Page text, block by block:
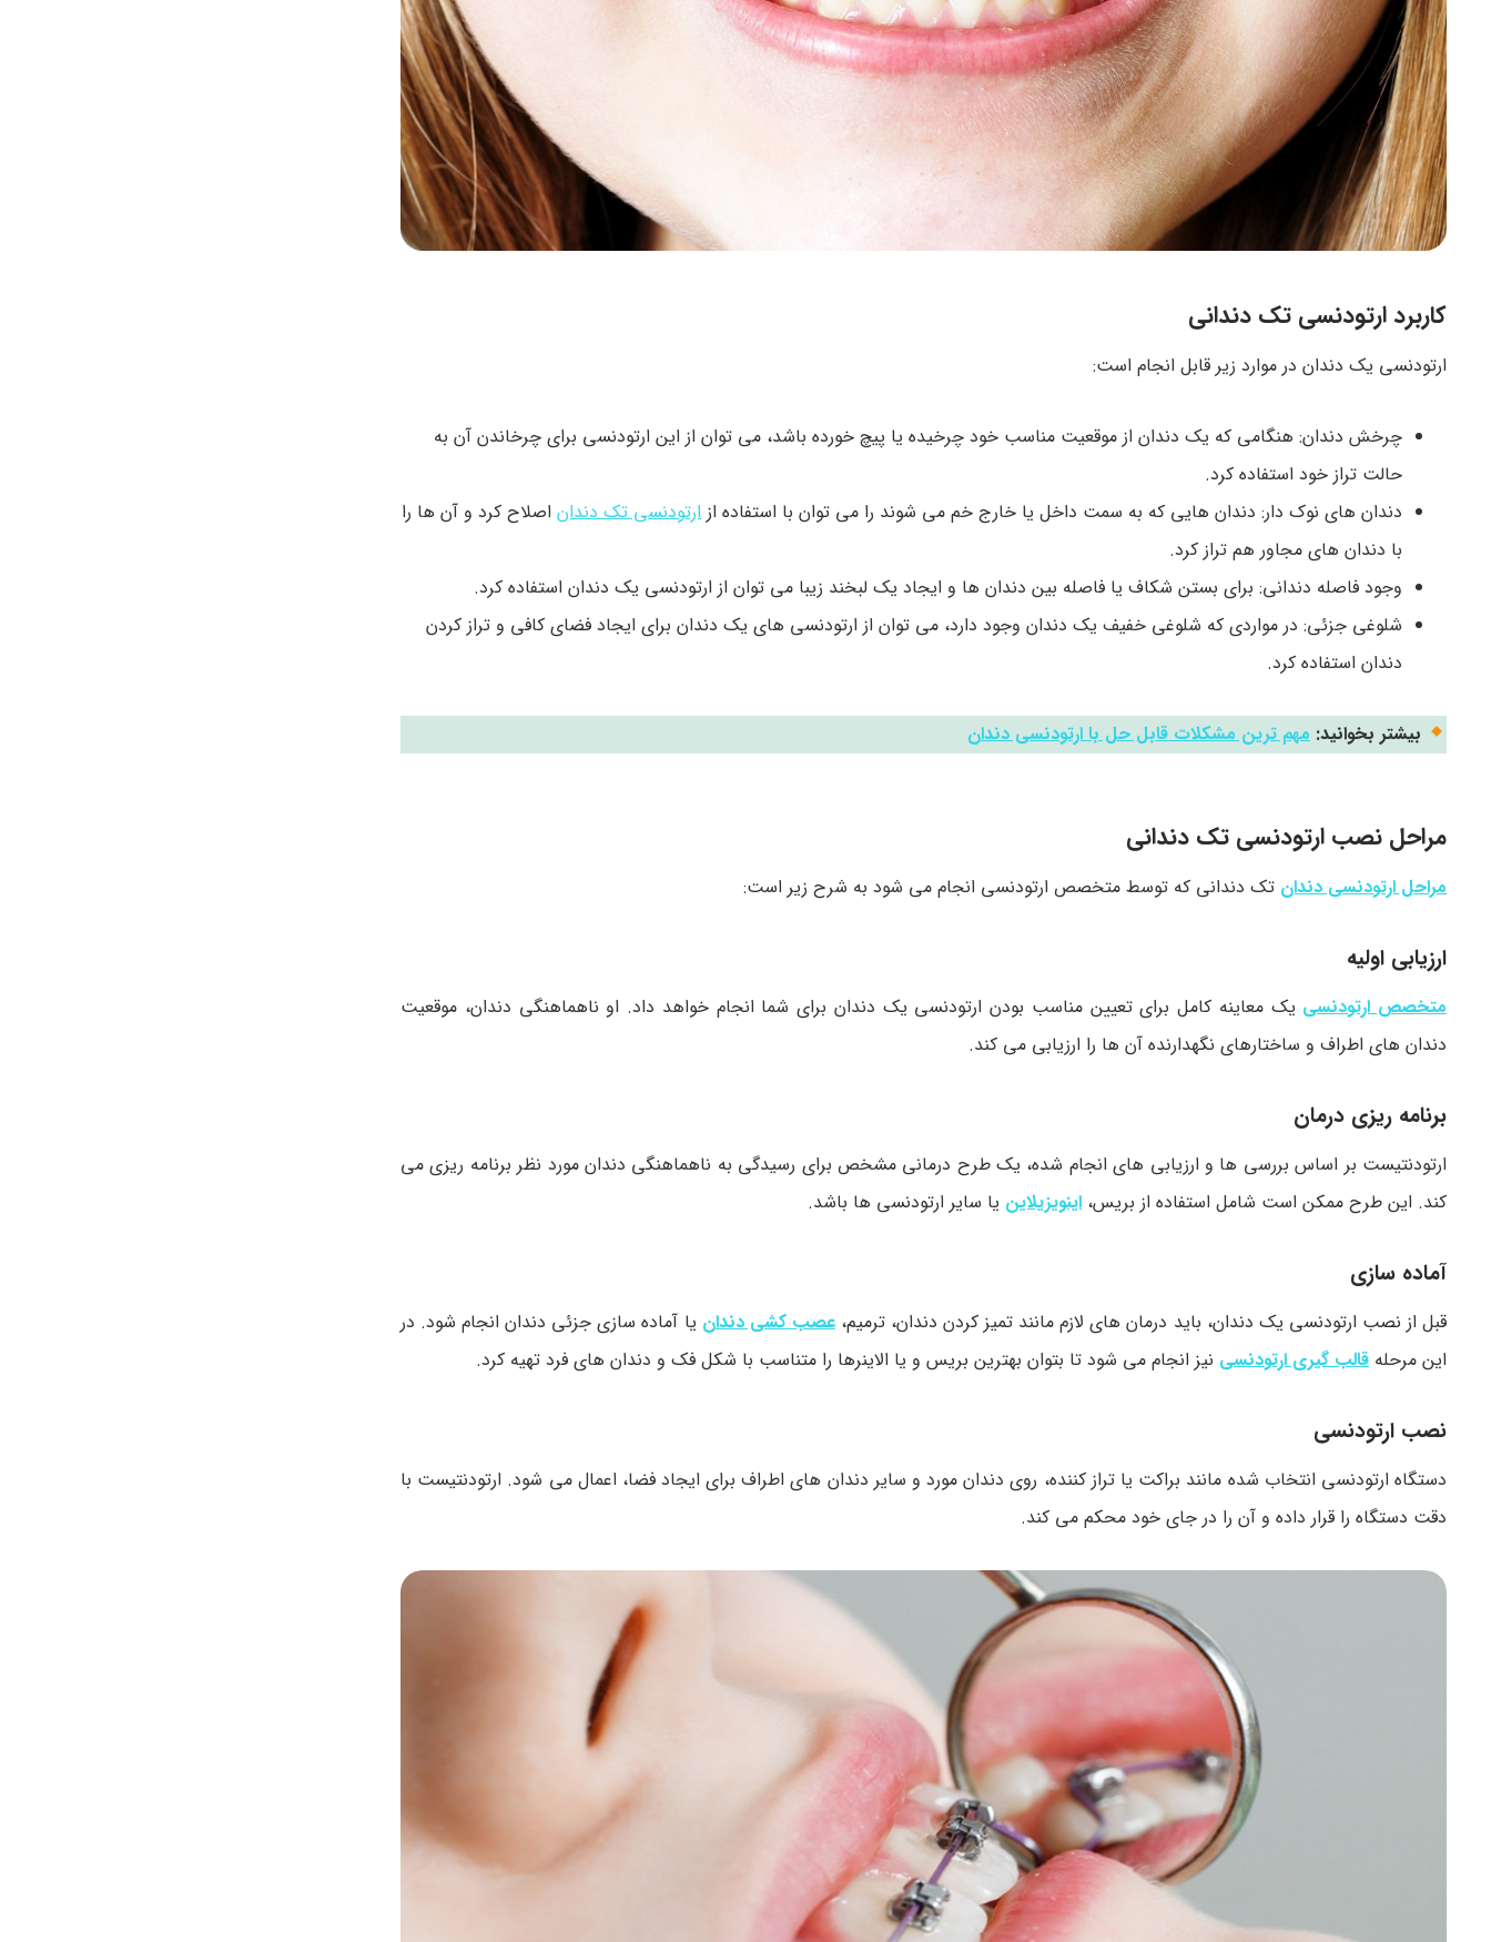
کاربرد ارتودنسی تک دندانی
ارتودنسی یک دندان در موارد زیر قابل انجام است:
چرخش دندان: هنگامی که یک دندان از موقعیت مناسب خود چرخیده یا پیچ خورده باشد، می توان از این ارتودنسی برای چرخاندن آن به
حالت تراز خود استفاده کرد.
دندان های نوک دار: دندان هایی که به سمت داخل یا خارج خم می شوند را می توان با استفاده از ارتودنسی تک دندان اصلاح کرد و آن ها را
با دندان های مجاور هم تراز کرد.
وجود فاصله دندانی: برای بستن شکاف یا فاصله بین دندان ها و ایجاد یک لبخند زیبا می توان از ارتودنسی یک دندان استفاده کرد.
شلوغی جزئی: در مواردی که شلوغی خفیف یک دندان وجود دارد، می توان از ارتودنسی های یک دندان برای ایجاد فضای کافی و تراز کردن
دندان استفاده کرد.
بیشتر بخوانید:مهم ترین مشکلات قابل حل با ارتودنسی دندان
مراحل نصب ارتودنسی تک دندانی
مراحل ارتودنسی دندان تک دندانی که توسط متخصص ارتودنسی انجام می شود به شرح زیر است:
ارزیابی اولیه
متخصص ارتودنسی یک معاینه کامل برای تعیین مناسب بودن ارتودنسی یک دندان برای شما انجام خواهد داد. او ناهماهنگی دندان، موقعیت
دندان های اطراف و ساختارهای نگهدارنده آن ها را ارزیابی می کند.
برنامه ریزی درمان
ارتودنتیست بر اساس بررسی ها و ارزیابی های انجام شده، یک طرح درمانی مشخص برای رسیدگی به ناهماهنگی دندان مورد نظر برنامه ریزی می
کند. این طرح ممکن است شامل استفاده از بریس، اینویزیلاین یا سایر ارتودنسی ها باشد.
آماده سازی
قبل از نصب ارتودنسی یک دندان، باید درمان های لازم مانند تمیز کردن دندان، ترمیم،عصب کشی دندان یا آماده سازی جزئی دندان انجام شود. در
این مرحله قالب گیری ارتودنسی نیز انجام می شود تا بتوان بهترین بریس و یا الاینرها را متناسب با شکل فک و دندان های فرد تهیه کرد.
نصب ارتودنسی
دستگاه ارتودنسی انتخاب شده مانند براکت یا تراز کننده، روی دندان مورد و سایر دندان های اطراف برای ایجاد فضا، اعمال می شود. ارتودنتیست با
دقت دستگاه را قرار داده و آن را در جای خود محکم می کند.